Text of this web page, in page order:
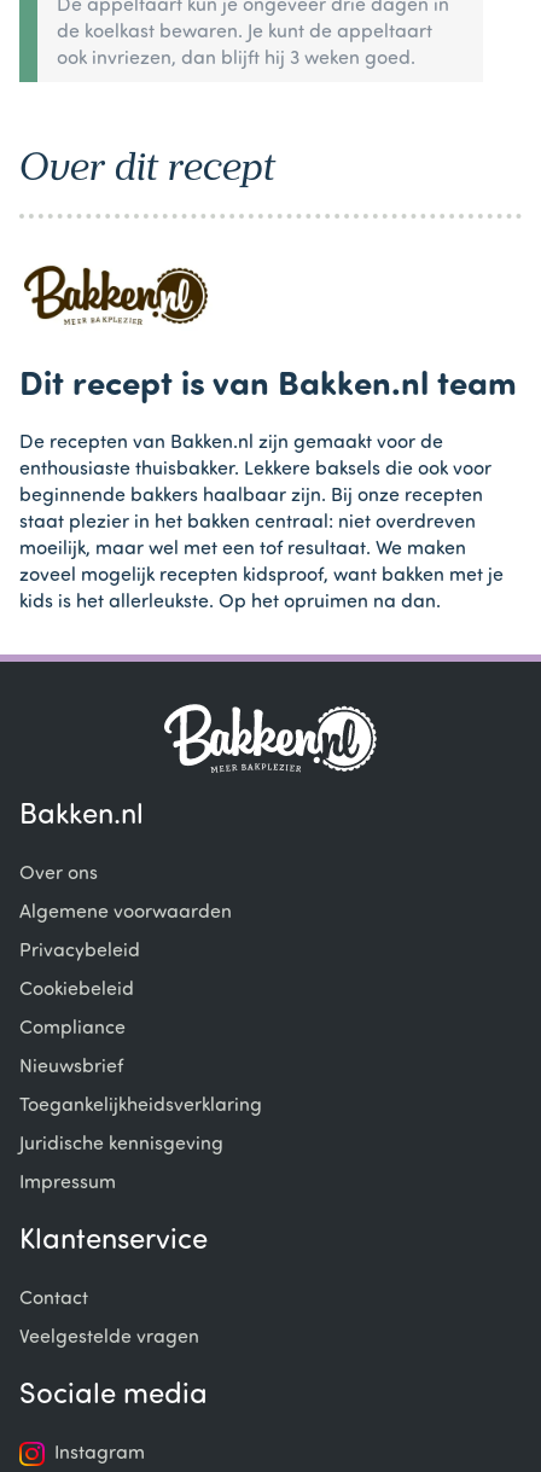
De appeltaart kun je ongeveer drie dagen in
de koelkast bewaren. Je kunt de appeltaart
ook invriezen, dan blijft hij 3 weken goed.
Over dit recept
Dit recept is van Bakken.nl team
De recepten van Bakken.nl zijn gemaakt voor de
enthousiaste thuisbakker. Lekkere baksels die ook voor
beginnende bakkers haalbaar zijn. Bij onze recepten
staat plezier in het bakken centraal: niet overdreven
moeilijk, maar wel met een tof resultaat. We maken
zoveel mogelijk recepten kidsproof, want bakken met je
kids is het allerleukste. Op het opruimen na dan.
Bakken.nl
Over ons
Algemene voorwaarden
Privacybeleid
Cookiebeleid
Compliance
Nieuwsbrief
Toegankelijkheidsverklaring
Juridische kennisgeving
Impressum
Klantenservice
Contact
Veelgestelde vragen
Sociale media
Instagram